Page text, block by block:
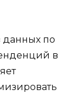
данных по
в